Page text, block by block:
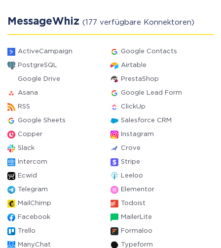
MessageWhiz (177 verfügbare Konnektoren)
ActiveCampaign Google Contacts
PostgreSQL Airtable
Google Drive PrestaShop
Asana Google Lead Form
RSS ClickUp
Google Sheets Salesforce CRM
Copper Instagram
Slack Crove
Intercom Stripe
Ecwid Leeloo
Telegram Elementor
MailChimp Todoist
Facebook MailerLite
Trello Formaloo
ManyChat Typeform